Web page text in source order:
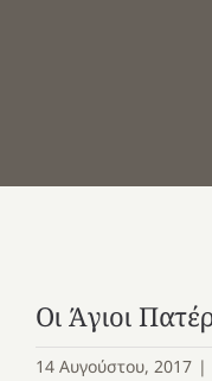
Οι Άγιοι
14 Αυγούστου, 2017 |